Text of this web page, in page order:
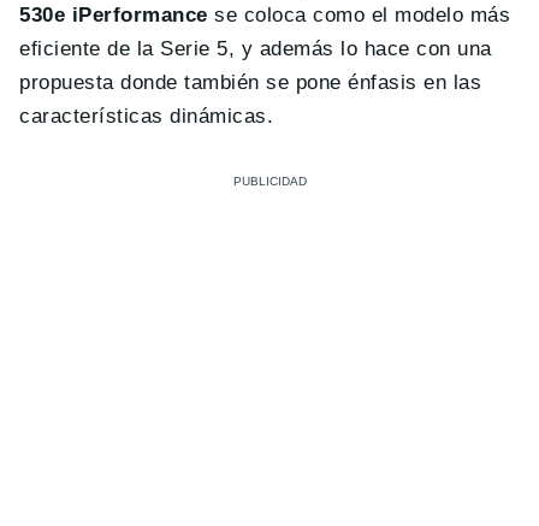
530e iPerformance se coloca como el modelo más
eficiente de la Serie 5, y además lo hace con una
propuesta donde también se pone énfasis en las
características dinámicas.